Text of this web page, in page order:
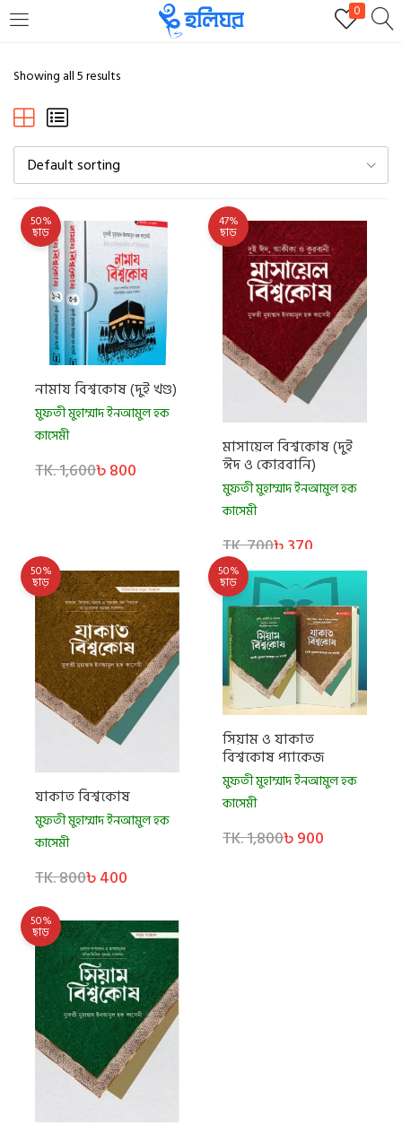
0
REGISTER
Remember me
Lost password?
Showing all 5 results
Default sorting
50%
ছাড়
নামায বিশ্বকোষ (দুই খণ্ড)
মুফতী মুহাম্মাদ ইনআমুল হক
কাসেমী
TK. 1,600৳ 800
47%
ছাড়
মাসায়েল বিশ্বকোষ (দুই
ঈদ ও কোরবানি)
মুফতী মুহাম্মাদ ইনআমুল হক
কাসেমী
TK. 700৳ 370
50%
ছাড়
যাকাত বিশ্বকোষ
মুফতী মুহাম্মাদ ইনআমুল হক
কাসেমী
TK. 800৳ 400
50%
ছাড়
সিয়াম ও যাকাত
বিশ্বকোষ প্যাকেজ
মুফতী মুহাম্মাদ ইনআমুল হক
কাসেমী
TK. 1,800৳ 900
50%
ছাড়